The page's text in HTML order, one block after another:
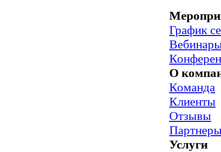
График
О
Команда
Клиенты
Отзывы
Услуги